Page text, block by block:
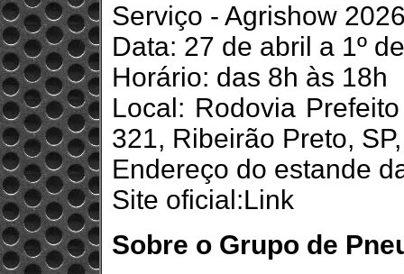
Serviço - Agrishow
Data: 27 de abril a 1º
Horário: das 8h às 18h
Local: Rodovia
321, Ribeirão Preto,
Endereço do estande
Site oficial:Link
Sobre o Grupo de